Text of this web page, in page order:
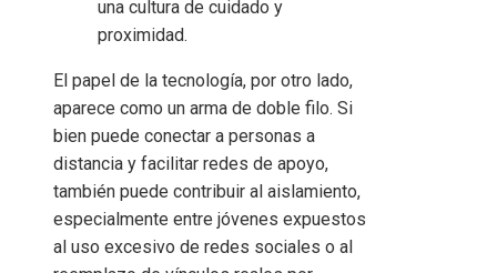
una cultura de cuidado y
proximidad.
El papel de la tecnología, por otro lado,
aparece como un arma de doble filo. Si
bien puede conectar a personas a
distancia y facilitar redes de apoyo,
también puede contribuir al aislamiento,
especialmente entre jóvenes expuestos
al uso excesivo de redes sociales o al